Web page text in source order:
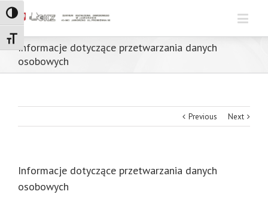
Toggle High Contrast
Toggle Font size
Informacje dotyczące przetwarzania danych
osobowych
Previous Next
Informacje dotyczące przetwarzania danych
osobowych